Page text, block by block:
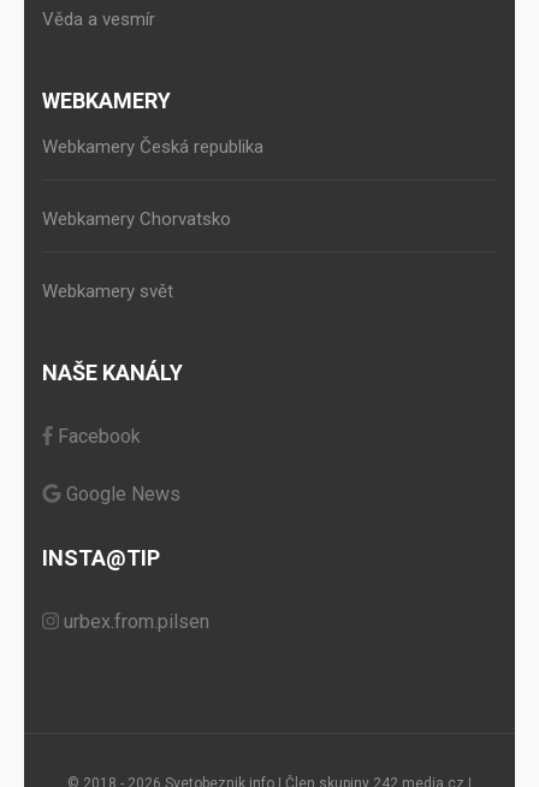
Věda a vesmír
WEBKAMERY
Webkamery Česká republika
Webkamery Chorvatsko
Webkamery svět
NAŠE KANÁLY
Facebook
Google News
INSTA@TIP
urbex.from.pilsen
© 2018 - 2026 Svetobeznik.info | Člen skupiny 242.media.cz